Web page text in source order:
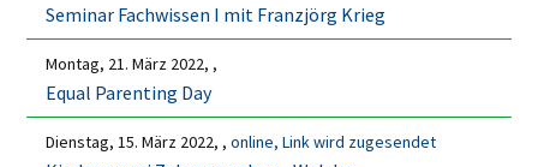
Seminar Fachwissen I mit Franzjörg Krieg
Montag, 21. März 2022, ,
Equal Parenting Day
Dienstag, 15. März 2022, ,online, Link wird zugesendet